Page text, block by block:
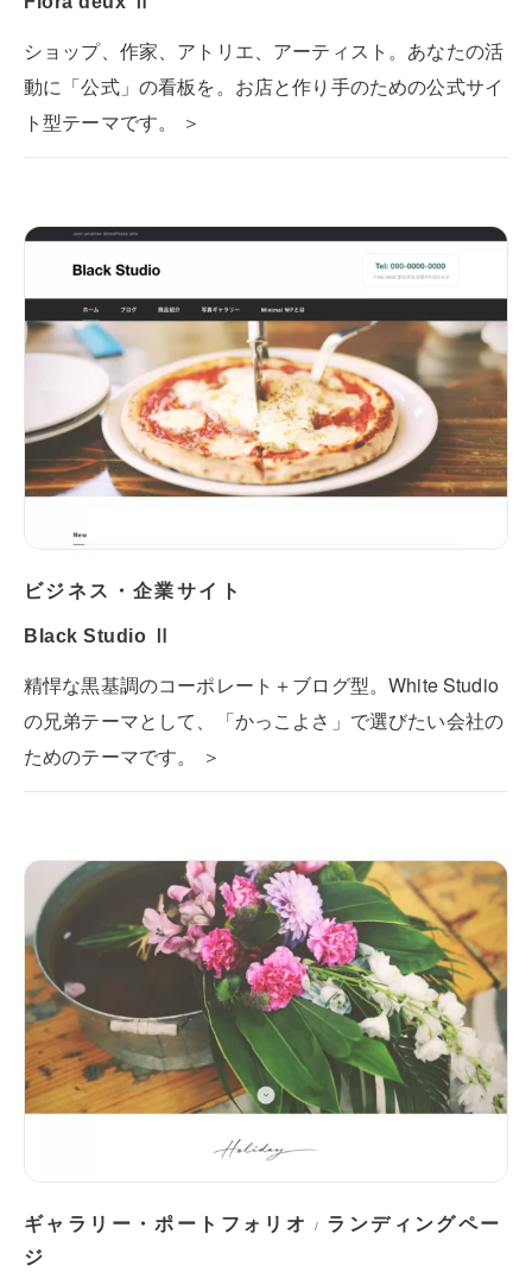
ショップ、作家、アトリエ、アーティスト。あなたの活
動に「公式」の看板を。お店と作り手のための公式サイ
ト型テーマです。 ＞
ビジネス・企業サイト
Black Studio Ⅱ
精悍な黒基調のコーポレート＋ブログ型。White Studio
の兄弟テーマとして、「かっこよさ」で選びたい会社の
ためのテーマです。 ＞
ギャラリー・ポートフォリオ / ランディングペー
ジ